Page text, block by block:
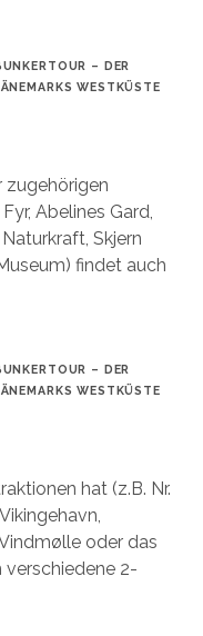
– DER
WESTKÜSTE
zugehörigen
Abelines Gard,
Skjern
findet auch
– DER
WESTKÜSTE
hat (z.B. Nr.
oder das
verschiedene 2-